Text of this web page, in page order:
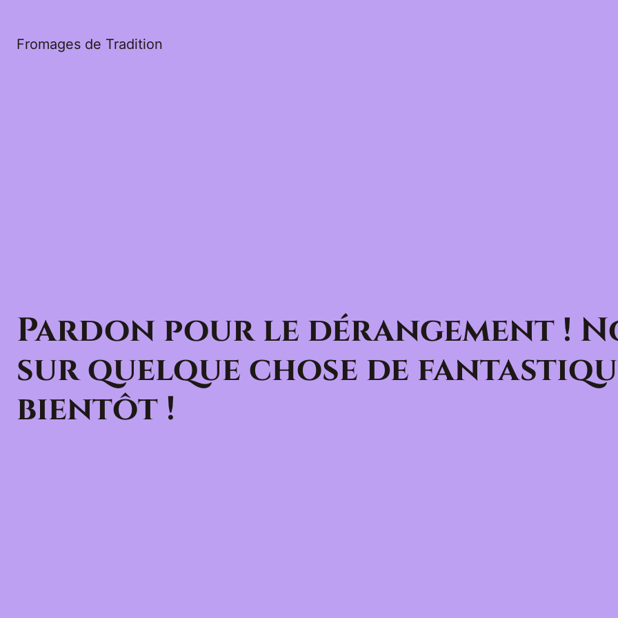
Fromages de Tradition
Pardon pour le dérangement !
sur quelque chose de
bientôt !